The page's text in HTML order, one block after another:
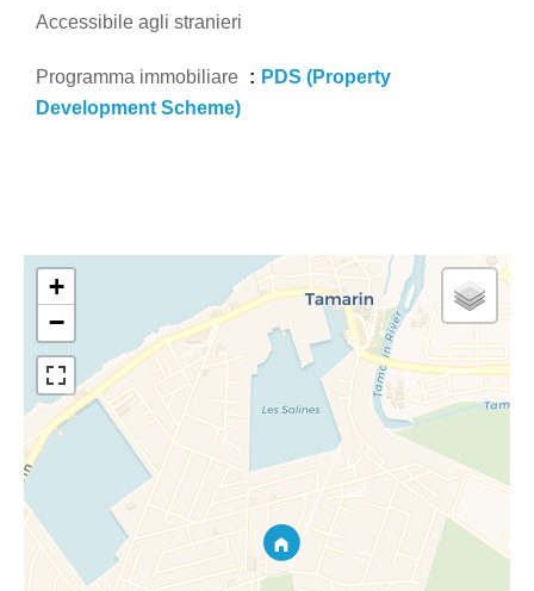
Accessibile agli stranieri
Programma immobiliare
PDS (Property
Development Scheme)
+
−